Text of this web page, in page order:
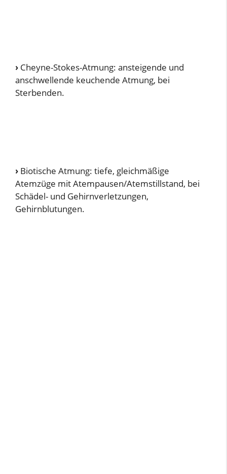
› Cheyne-Stokes-Atmung: ansteigende und
anschwellende keuchende Atmung, bei
Sterbenden.
› Biotische Atmung: tiefe, gleichmäßige
Atemzüge mit Atempausen/Atemstillstand, bei
Schädel- und Gehirnverletzungen,
Gehirnblutungen.